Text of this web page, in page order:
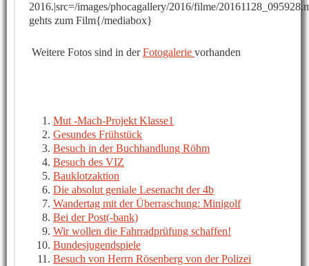
2016.|src=/images/phocagallery/2016/filme/
gehts zum Film{/mediabox}
Weitere Fotos sind in derFotogalerie vorhanden
Mut -Mach-Projekt Klasse1
Gesundes Frühstück
Besuch in der Buchhandlung Röhm
Besuch des VIZ
Bauklotzaktion
Die absolut geniale Lesenacht der 4b
Wandertag mit der Überraschung: Minigolf
Bei der Post(-bank)
Wir wollen die Fahrradprüfung schaffen!
Bundesjugendspiele
Besuch von Herrn Rösenberg von der Polizei